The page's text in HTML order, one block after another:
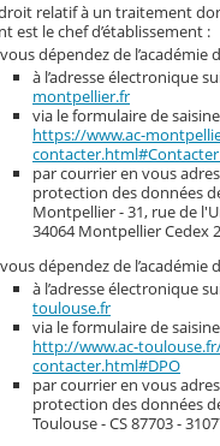
relatif à un traitement
est le chef d’établissement :
dépendez de l’académie
à l’adresse électronique
montpellier.fr
via le formulaire de
https://www.ac-
par courrier en vous
protection des données
Montpellier - 31, rue de
34064 Montpellier Cedex 2
dépendez de l’académie
à l’adresse électronique
toulouse.fr
via le formulaire de
http://www.ac-
contacter.html#DPO
par courrier en vous
protection des données
Toulouse - CS 87703 -